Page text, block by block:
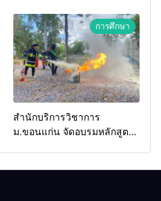
2026 เชื่อม 4 งานใหญ่ สร้าง
โอกาสธุรกิจครบวงจร ด้วย
ครับ
การศึกษา
สำนักบริการวิชาการ
ม.ขอนแก่น จัดอบรมหลักสูตร